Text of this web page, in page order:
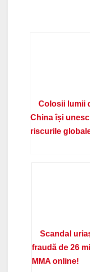
Colosii lumii
China își
riscurile
Scandal
fraudă de 26
MMA online!